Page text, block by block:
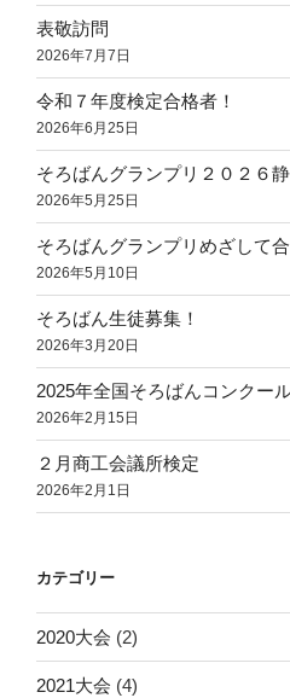
表敬訪問
2026年7月7日
令和７年度検定合格者！
2026年6月25日
そろばんグランプリ２０２６
2026年5月25日
そろばんグランプリめざして
2026年5月10日
そろばん生徒募集！
2026年3月20日
2025年全国そろばんコンクー
2026年2月15日
２月商工会議所検定
2026年2月1日
カテゴリー
2020大会 (2)
2021大会 (4)